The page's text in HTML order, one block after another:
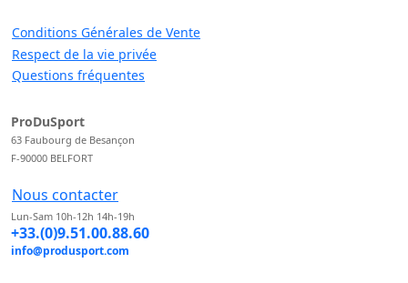
Conditions Générales de Vente
Respect de la vie privée
Questions fréquentes
ProDuSport
63 Faubourg de Besançon
F-90000 BELFORT
Nous contacter
Lun-Sam 10h-12h 14h-19h
+33.(0)9.51.00.88.60
info@produsport.com